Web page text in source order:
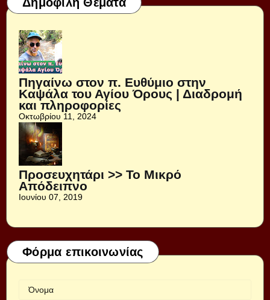
Πηγαίνω στον π. Ευθύμιο στην
Καψάλα του Αγίου Όρους | Διαδρομή
και πληροφορίες
Οκτωβρίου 11, 2024
Προσευχητάρι >> Το Μικρό
Απόδειπνο
Ιουνίου 07, 2019
Φόρμα επικοινωνίας